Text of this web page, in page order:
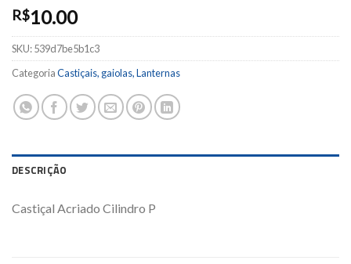
R$10.00
SKU:539d7be5b1c3
CategoriaCastiçais, gaiolas, Lanternas
DESCRIÇÃO
Castiçal Acriado Cilindro P